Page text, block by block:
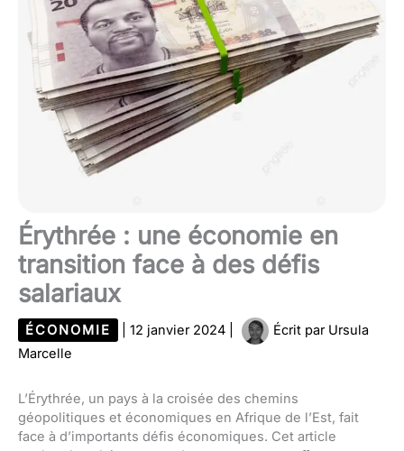
Érythrée : une économie en
transition face à des défis
salariaux
ÉCONOMIE 12 janvier 2024 Écrit par Ursula
Marcelle
L’Érythrée, un pays à la croisée des chemins
géopolitiques et économiques en Afrique de l’Est, fait
face à d’importants défis économiques. Cet article